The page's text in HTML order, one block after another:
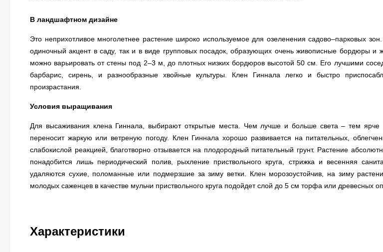
В ландшафтном дизайне
Это неприхотливое многолетнее растение широко используемое для озеленения садово–парковых
одиночный акцент в саду, так и в виде групповых посадок, образующих очень живописные бордюры и
можно варьировать от стены под 2–3 м, до плотных низких бордюров высотой 50 см. Его лучшими
барбарис, сирень, и разнообразные хвойные культуры. Клен Гиннала легко и быстро
произрастания.
Условия выращивания
Для высаживания клена Гиннала, выбирают открытые места. Чем лучше и больше света – тем ярче
переносит жаркую или ветреную погоду. Клен Гиннала хорошо развивается на питательных,
слабокислой реакцией, благотворно отзывается на плодородный питательный грунт. Растение
понадобится лишь периодический полив, рыхление приствольного круга, стрижка и весенняя
удаляются сухие, поломанные или подмерзшие за зиму ветки. Клен морозоустойчив, на зиму
молодых саженцев в качестве мульчи приствольного круга подойдет слой до 5 см торфа или древесных
Характеристики